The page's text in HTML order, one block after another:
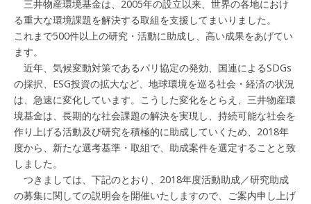
三井物産環境基金は、2005年の設立以来、世界の各地におけ
る重大な環境課題を解決する取組を支援してまいりました。
これまで500件以上の研究・活動に助成し、高い成果をあげてい
ます。
近年、気候変動対策であるパリ協定の発効、国連によるSDGs
の採択、ESG投資の拡大など、地球環境を巡る社会・経済の状況
は、急速に変化しています。こうした変化をとらえ、三井物産環
境基金は、長期的な社会課題の解決を実現し、持続可能な社会を
作り上げる活動及び研究を積極的に助成していくため、2018年
度から、新たな選考基準・取組で、助成案件を選定することと致
しました。
つきましては、下記のとおり、2018年度活動助成／研究助成
の募集に関しての説明会を開催いたしますので、ご案内申し上げ